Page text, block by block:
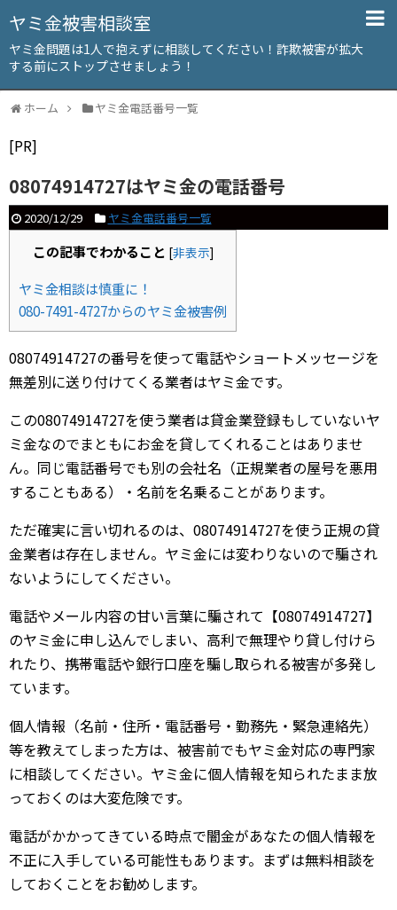
ヤミ金被害相談室
ヤミ金問題は1人で抱えずに相談してください！詐欺被害が拡大
する前にストップさせましょう！
ホーム ヤミ金電話番号一覧
[PR]
08074914727はヤミ金の電話番号
2020/12/29 ヤミ金電話番号一覧
この記事でわかること [非表示]
ヤミ金相談は慎重に！
080-7491-4727からのヤミ金被害例
08074914727の番号を使って電話やショートメッセージを
無差別に送り付けてくる業者はヤミ金です。
この08074914727を使う業者は貸金業登録もしていないヤ
ミ金なのでまともにお金を貸してくれることはありませ
ん。同じ電話番号でも別の会社名（正規業者の屋号を悪用
することもある）・名前を名乗ることがあります。
ただ確実に言い切れるのは、08074914727を使う正規の貸
金業者は存在しません。ヤミ金には変わりないので騙され
ないようにしてください。
電話やメール内容の甘い言葉に騙されて【08074914727】
のヤミ金に申し込んでしまい、高利で無理やり貸し付けら
れたり、携帯電話や銀行口座を騙し取られる被害が多発し
ています。
個人情報（名前・住所・電話番号・勤務先・緊急連絡先）
等を教えてしまった方は、被害前でもヤミ金対応の専門家
に相談してください。ヤミ金に個人情報を知られたまま放
っておくのは大変危険です。
電話がかかってきている時点で闇金があなたの個人情報を
不正に入手している可能性もあります。まずは無料相談を
しておくことをお勧めします。